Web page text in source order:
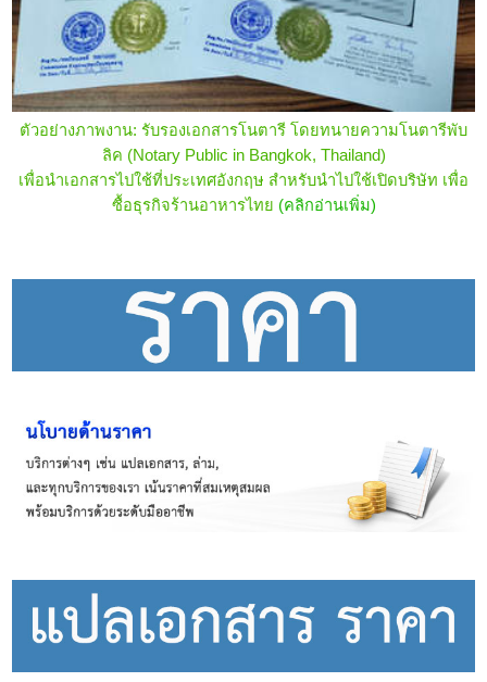
ตัวอย่างภาพงาน: รับรองเอกสารโนตารี โดยทนายความโนตารีพับ
ลิค (Notary Public in Bangkok, Thailand)
เพื่อนำเอกสารไปใช้ที่ประเทศอังกฤษ สำหรับนำไปใช้เปิดบริษัท เพื่อ
ซื้อธุรกิจร้านอาหารไทย (คลิกอ่านเพิ่ม)